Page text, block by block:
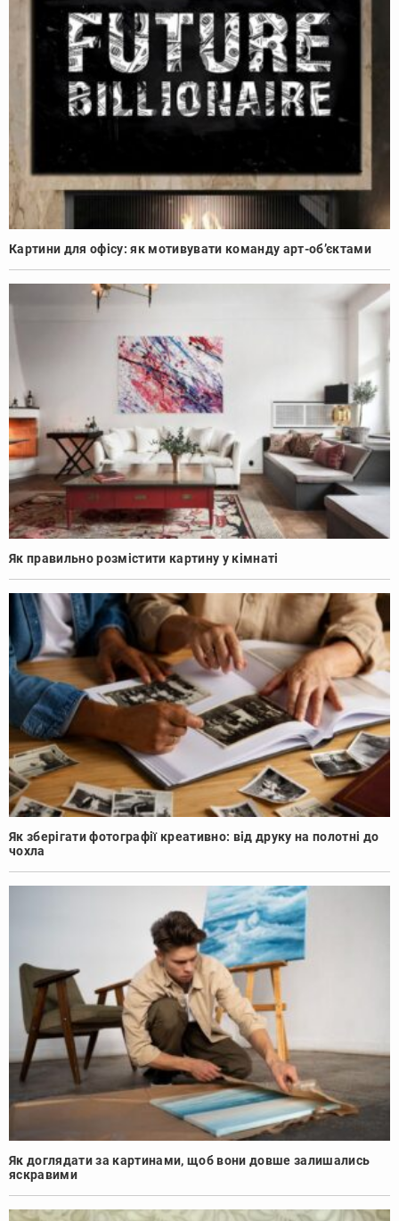
Картини для офісу: як мотивувати команду арт-об’єктами
Як правильно розмістити картину у кімнаті
Як зберігати фотографії креативно: від друку на полотні до
чохла
Як доглядати за картинами, щоб вони довше залишались
яскравими